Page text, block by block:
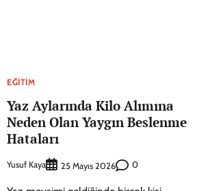
EĞITIM
Yaz Aylarında Kilo Alımına
Neden Olan Yaygın Beslenme
Hataları
Yusuf Kaya 25 Mayıs 2026 0